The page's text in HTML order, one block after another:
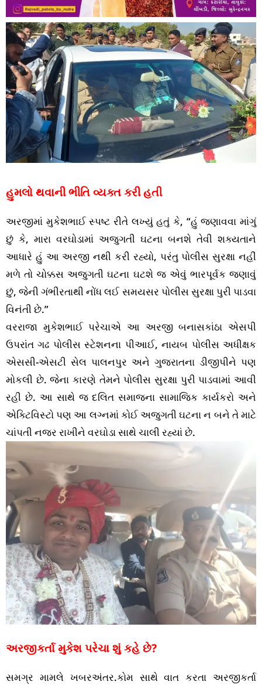
હુમલો થવાની ભીતિ વ્યક્ત કરી હતી
અરજીમાં મુકેશભાઈ સ્પષ્ટ રીતે લખ્યું હતું કે, “હું જણાવવા માંગું
છું કે, મારા વરઘોડામાં અજુગતી ઘટના બનશે તેવી શક્યતાને
આધારે હું આ અરજી નથી કરી રહ્યો, પરંતુ પોલીસ સુરક્ષા નહીં
મળે તો ચોક્કસ અજુગતી ઘટના ઘટશે જ એવું ભારપૂર્વક જણાવું
છું, જેની ગંભીરતાથી નોંધ લઈ સમયસર પોલીસ સુરક્ષા પુરી પાડવા
વિનંતી છે.”
વરરાજા મુકેશભાઈ પરેચાએ આ અરજી બનાસકાંઠા એસપી
ઉપરાંત ગઢ પોલીસ સ્ટેશનના પીઆઈ, નાયબ પોલીસ અધીક્ષક
એસસી-એસટી સેલ પાલનપુર અને ગુજરાતના ડીજીપીને પણ
મોકલી છે. જેના કારણે તેમને પોલીસ સુરક્ષા પુરી પાડવામાં આવી
રહી છે. આ સાથે જ દલિત સમાજના સામાજિક કાર્યકરો અને
એક્ટિવિસ્ટો પણ આ લગ્નમાં કોઈ અજુગતી ઘટના ન બને તે માટે
ચાંપતી નજર રાખીને વરઘોડા સાથે ચાલી રહ્યાં છે.
અરજીકર્તા મુકેશ પરેચા શું કહે છે?
સમગ્ર મામલે ખબરઅંતર.કોમ સાથે વાત કરતા અરજીકર્તા